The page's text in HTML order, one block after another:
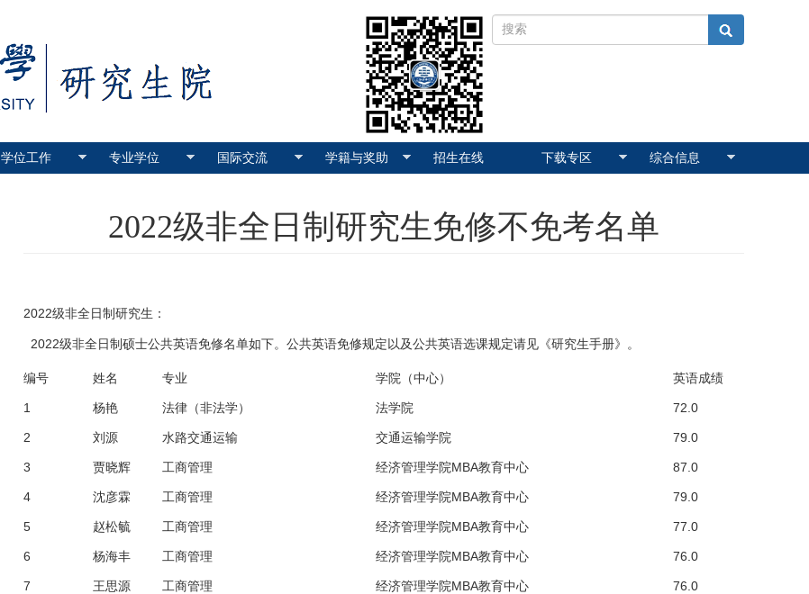
学位工作 专业学位 国际交流 学籍与奖助 招生在线 下载专区 综合信息
2022级非全日制研究生免修不免考名单
2022级非全日制研究生：
2022级非全日制硕士公共英语免修名单如下。公共英语免修规定以及公共英语选课规定请见《研究生手册》。
编号 姓名 专业 学院（中心） 英语成绩
1 杨艳 法律（非法学） 法学院 72.0
2 刘源 水路交通运输 交通运输学院 79.0
3 贾晓辉 工商管理 经济管理学院MBA教育中心 87.0
4 沈彦霖 工商管理 经济管理学院MBA教育中心 79.0
5 赵松毓 工商管理 经济管理学院MBA教育中心 77.0
6 杨海丰 工商管理 经济管理学院MBA教育中心 76.0
7 王思源 工商管理 经济管理学院MBA教育中心 76.0